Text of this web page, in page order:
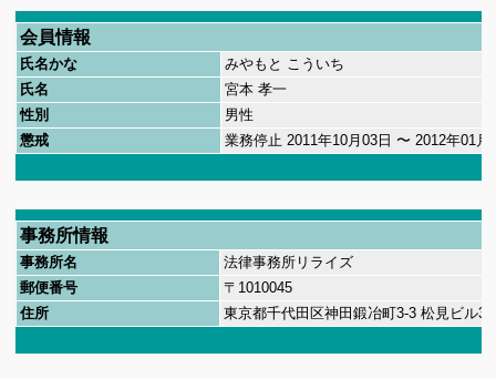
会員情報
氏名かな
みやもと こういち
氏名
宮本 孝一
性別
男性
懲戒
業務停止 2011年10月03 日 〜 2012年01月
事務所情報
事務所名
法律事務所リライズ
郵便番号
〒 1010045
住所
東京都千代田区神田鍛冶町3-3松見ビル3